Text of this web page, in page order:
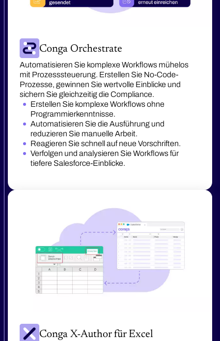
Conga Orchestrate
Automatisieren Sie komplexe Workflows mühelos
mit Prozesssteuerung. Erstellen Sie No-Code-
Prozesse, gewinnen Sie wertvolle Einblicke und
sichern Sie gleichzeitig die Compliance.
Erstellen Sie komplexe Workflows ohne
Programmierkenntnisse.
Automatisieren Sie die Ausführung und
reduzieren Sie manuelle Arbeit.
Reagieren Sie schnell auf neue Vorschriften.
Verfolgen und analysieren Sie Workflows für
tiefere Salesforce-Einblicke.
Conga X-Author für Excel